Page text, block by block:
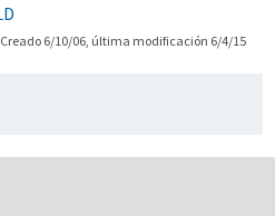
Creado 6/10/06, última modificación 6/4/15